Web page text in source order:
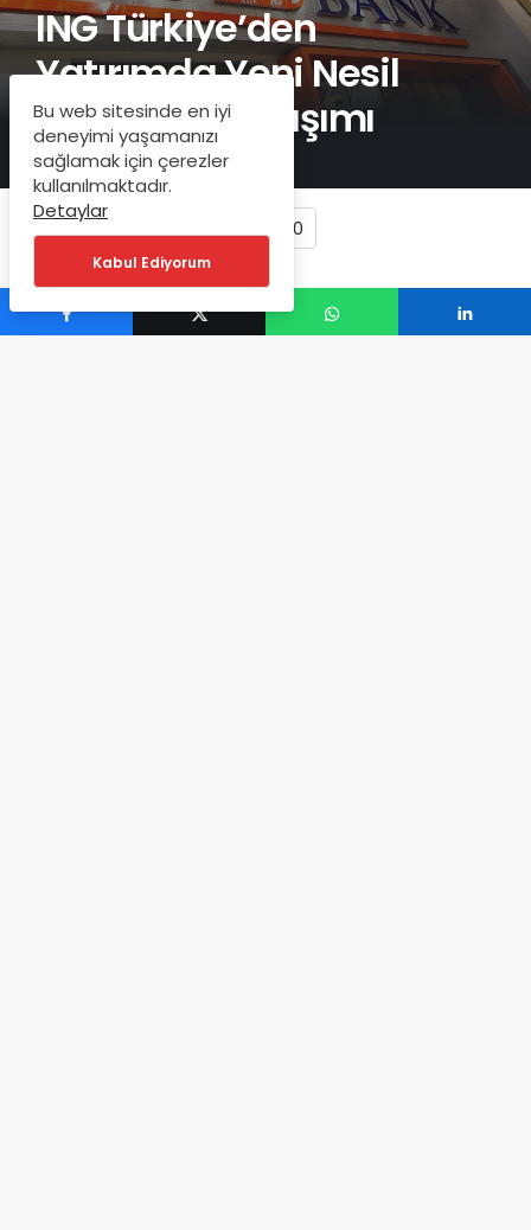
ING Türkiye’den
Yatırımda Yeni Nesil
Platform Yaklaşımı
0
Bu web sitesinde en iyi
deneyimi yaşamanızı
sağlamak için çerezler
kullanılmaktadır.
Detaylar
Kabul Ediyorum